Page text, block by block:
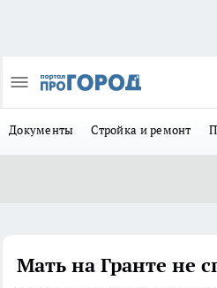
Документы Стройка и ремонт
Мать на Гранте не